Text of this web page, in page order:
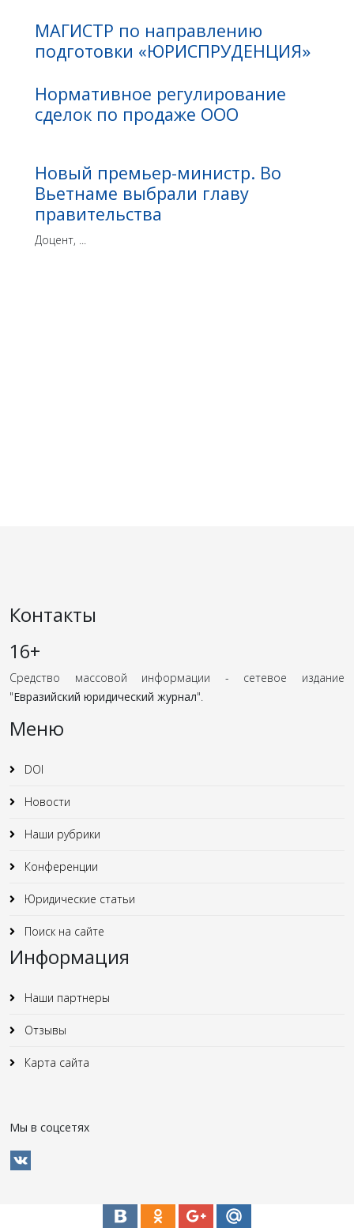
МАГИСТР по направлению
подготовки «ЮРИСПРУДЕНЦИЯ»
Нормативное регулирование
сделок по продаже ООО
Новый премьер-министр. Во
Вьетнаме выбрали главу
правительства
Доцент, ...
Контакты
16+
Средство массовой информации - сетевое издание
"Евразийский юридический журнал".
Меню
DOI
Новости
Наши рубрики
Конференции
Юридические статьи
Поиск на сайте
Информация
Наши партнеры
Отзывы
Карта сайта
Мы в соцсетях